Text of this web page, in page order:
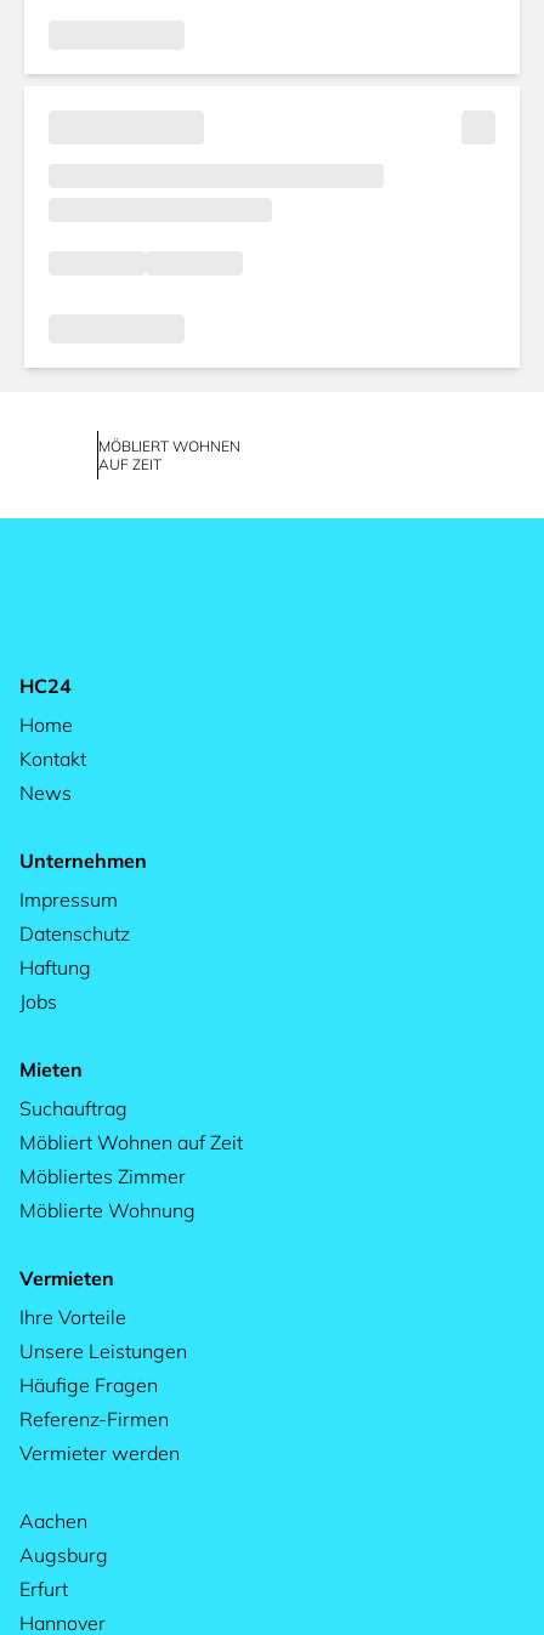
MÖBLIERT WOHNEN
AUF ZEIT
HC24
Home
Kontakt
News
Unternehmen
Impressum
Datenschutz
Haftung
Jobs
Mieten
Suchauftrag
Möbliert Wohnen auf Zeit
Möbliertes Zimmer
Möblierte Wohnung
Vermieten
Ihre Vorteile
Unsere Leistungen
Häufige Fragen
Referenz-Firmen
Vermieter werden
Aachen
Augsburg
Erfurt
Hannover